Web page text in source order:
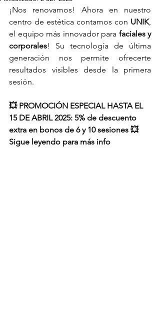
¡Nos renovamos! Ahora en nuestro
centro de estética contamos con UNIK,
el equipo más innovador para faciales y
corporales! Su tecnología de última
generación nos permite ofrecerte
resultados visibles desde la primera
sesión.
💥 PROMOCIÓN ESPECIAL HASTA EL
15 DE ABRIL 2025: 5% de descuento
extra en bonos de 6 y 10 sesiones 💥
Sigue leyendo para más info